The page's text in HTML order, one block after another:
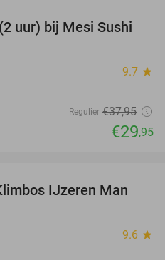
21%
uur) bij Mesi Sushi
9.7 star
Regulier €37,95
€29,95
29%
IJzeren Man
9.6 star